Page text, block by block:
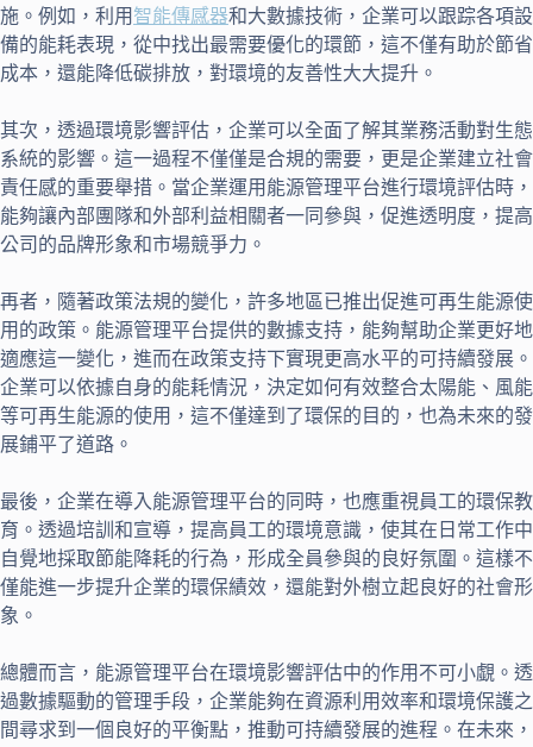
施。例如，利用 智能傳感器和大數據技術，企業可以跟踪各項設
備的能耗表現，從中找出最需要優化的環節，這不僅有助於節省
成本，還能降低碳排放，對環境的友善性大大提升。
其次，透過環境影響評估，企業可以全面了解其業務活動對生態
系統的影響。這一過程不僅僅是合規的需要，更是企業建立社會
責任感的重要舉措。當企業運用能源管理平台進行環境評估時，
能夠讓內部團隊和外部利益相關者一同參與，促進透明度，提高
公司的品牌形象和市場競爭力。
再者，隨著政策法規的變化，許多地區已推出促進可再生能源使
用的政策。能源管理平台提供的數據支持，能夠幫助企業更好地
適應這一變化，進而在政策支持下實現更高水平的可持續發展。
企業可以依據自身的能耗情況，決定如何有效整合太陽能、風能
等可再生能源的使用，這不僅達到了環保的目的，也為未來的發
展鋪平了道路。
最後，企業在導入能源管理平台的同時，也應重視員工的環保教
育。透過培訓和宣導，提高員工的環境意識，使其在日常工作中
自覺地採取節能降耗的行為，形成全員參與的良好氛圍。這樣不
僅能進一步提升企業的環保績效，還能對外樹立起良好的社會形
象。
總體而言，能源管理平台在環境影響評估中的作用不可小覷。透
過數據驅動的管理手段，企業能夠在資源利用效率和環境保護之
間尋求到一個良好的平衡點，推動可持續發展的進程。在未來，